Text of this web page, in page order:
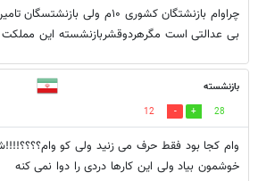
بی عدالتی است مگرهردوقشربازنشسته این
بازنشسته
28
12
وام کجا بود فقط حرف می زنید ولی کو
خوشمون بیاد ولی این کارها دردی را دوا نمی کنه